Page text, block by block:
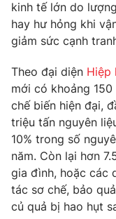
Góc doanh nghiệp
Truyền hình
Phim VTV
Hậu trường
Nhân vật
Khán giả
Giải sao mai
Điện ảnh
Âm nhạc
Sao
Đời sống
Du lịch
Làm đẹp
Chất lượng cuộc
Giáo dục
Tuyển sinh
Học trực tuyến
Công nghệ
Hitech Công nghệ
kinh tế lớn do
hay hư hỏng khi
giảm sức cạnh
Theo đại diện Hiệp
mới có khoảng
chế biến hiện đại,
triệu tấn nguyên
10% trong số
năm. Còn lại hơn
gia đình, hoặc các
tác sơ chế, bảo
củ quả bị hao hụt